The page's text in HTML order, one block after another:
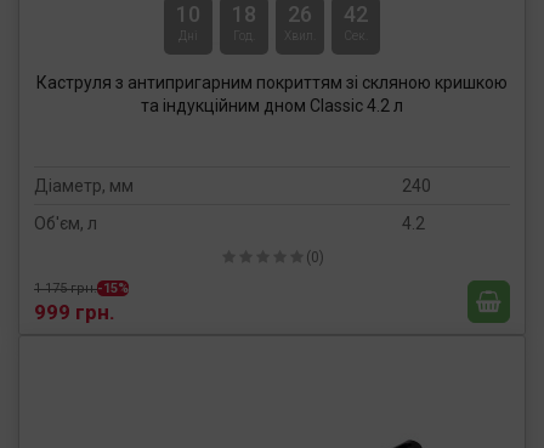
10
Дні
18
Год.
26
Хвил.
41
Сек.
Каструля з антипригарним покриттям зі скляною кришкою
та індукційним дном Classic 4.2 л
Діаметр, мм
240
Об'єм, л
4.2
(0)
1 175 грн.-15%
999 грн.